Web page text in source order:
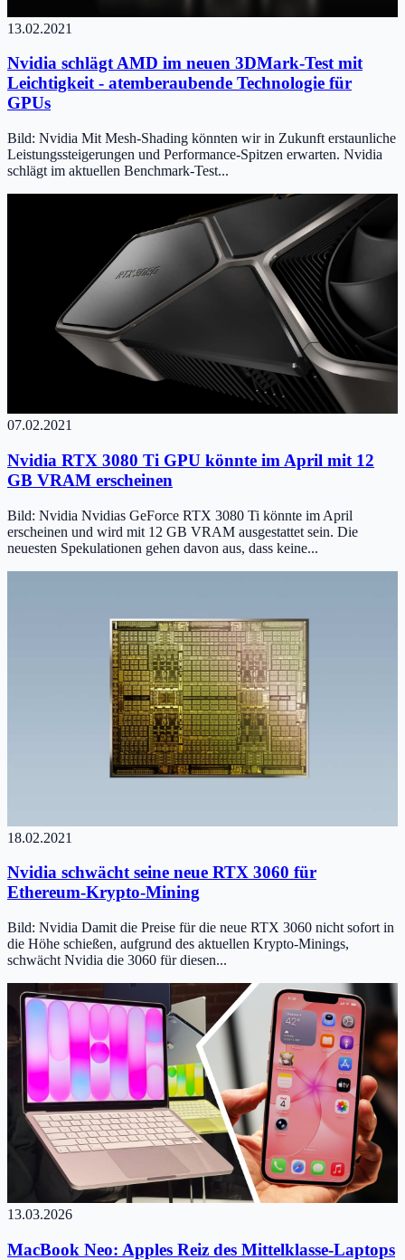
13.02.2021
Nvidia schlägt AMD im neuen 3DMark-Test mit
Leichtigkeit - atemberaubende Technologie für
GPUs
Bild: Nvidia Mit Mesh-Shading könnten wir in Zukunft erstaunliche
Leistungssteigerungen und Performance-Spitzen erwarten. Nvidia
schlägt im aktuellen Benchmark-Test...
07.02.2021
Nvidia RTX 3080 Ti GPU könnte im April mit 12
GB VRAM erscheinen
Bild: Nvidia Nvidias GeForce RTX 3080 Ti könnte im April
erscheinen und wird mit 12 GB VRAM ausgestattet sein. Die
neuesten Spekulationen gehen davon aus, dass keine...
18.02.2021
Nvidia schwächt seine neue RTX 3060 für
Ethereum-Krypto-Mining
Bild: Nvidia Damit die Preise für die neue RTX 3060 nicht sofort in
die Höhe schießen, aufgrund des aktuellen Krypto-Minings,
schwächt Nvidia die 3060 für diesen...
13.03.2026
MacBook Neo: Apples Reiz des Mittelklasse-Laptops